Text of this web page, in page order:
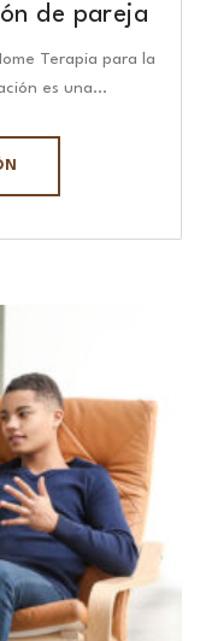
de pareja
Terapia para la
es una…